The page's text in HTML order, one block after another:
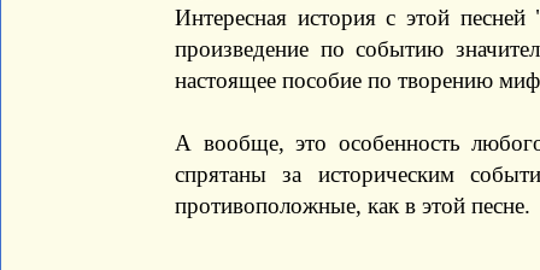
Интересная история с этой
произведение по событию
настоящее пособие по творению
А вообще, это особенность
спрятаны за историческим
противоположные, как в этой песне.